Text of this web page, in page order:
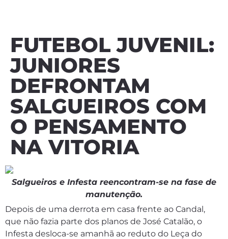
FUTEBOL JUVENIL:
JUNIORES
DEFRONTAM
SALGUEIROS COM
O PENSAMENTO
NA VITORIA
Salgueiros e Infesta reencontram-se na fase de
manutenção.
Depois de uma derrota em casa frente ao Candal,
que não fazia parte dos planos de José Catalão, o
Infesta desloca-se amanhã ao reduto do Leça do